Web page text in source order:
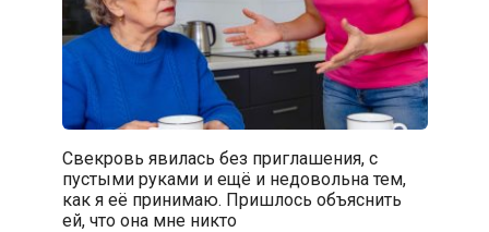
Свекровь явилась без приглашения, с
пустыми руками и ещё и недовольна тем,
как я её принимаю. Пришлось объяснить
ей, что она мне никто